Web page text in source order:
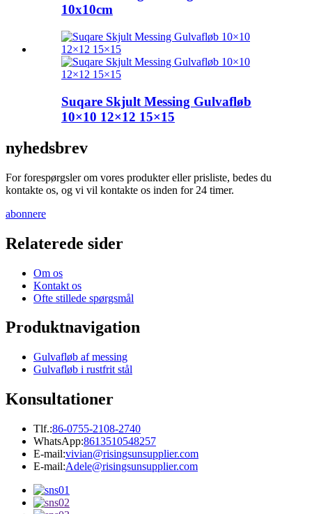
10x10cm
Suqare Skjult Messing Gulvafløb
10×10 12×12 15×15
nyhedsbrev
For forespørgsler om vores produkter eller prisliste, bedes du
kontakte os, og vi vil kontakte os inden for 24 timer.
abonnere
Relaterede sider
Om os
Kontakt os
Ofte stillede spørgsmål
Produktnavigation
Gulvafløb af messing
Gulvafløb i rustfrit stål
Konsultationer
Tlf.:86-0755-2108-2740
WhatsApp:8613510548257
E-mail:vivian@risingsunsupplier.com
E-mail:Adele@risingsunsupplier.com